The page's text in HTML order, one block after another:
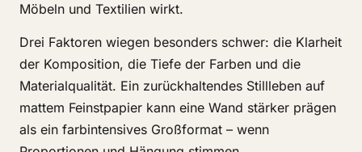
Möbeln und Textilien wirkt.
Drei Faktoren wiegen besonders schwer: die Klarheit
der Komposition, die Tiefe der Farben und die
Materialqualität. Ein zurückhaltendes Stillleben auf
mattem Feinstpapier kann eine Wand stärker prägen
als ein farbintensives Großformat – wenn